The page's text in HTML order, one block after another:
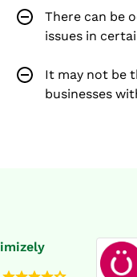
There can be
issues in
It may not be
businesses